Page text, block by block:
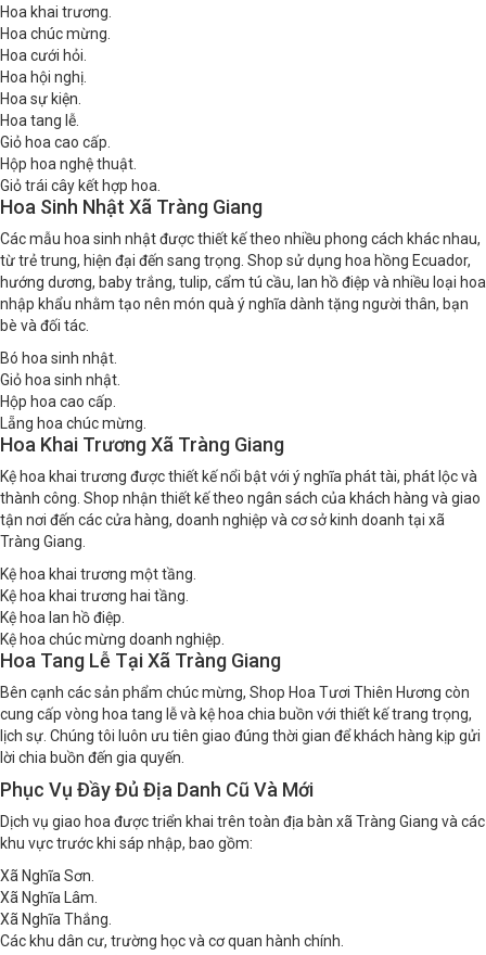
Hoa khai trương.
Hoa chúc mừng.
Hoa cưới hỏi.
Hoa hội nghị.
Hoa sự kiện.
Hoa tang lễ.
Giỏ hoa cao cấp.
Hộp hoa nghệ thuật.
Giỏ trái cây kết hợp hoa.
Hoa Sinh Nhật Xã Tràng Giang
Các mẫu hoa sinh nhật được thiết kế theo nhiều phong cách khác nhau,
từ trẻ trung, hiện đại đến sang trọng. Shop sử dụng hoa hồng Ecuador,
hướng dương, baby trắng, tulip, cẩm tú cầu, lan hồ điệp và nhiều loại hoa
nhập khẩu nhằm tạo nên món quà ý nghĩa dành tặng người thân, bạn
bè và đối tác.
Bó hoa sinh nhật.
Giỏ hoa sinh nhật.
Hộp hoa cao cấp.
Lẵng hoa chúc mừng.
Hoa Khai Trương Xã Tràng Giang
Kệ hoa khai trương được thiết kế nổi bật với ý nghĩa phát tài, phát lộc và
thành công. Shop nhận thiết kế theo ngân sách của khách hàng và giao
tận nơi đến các cửa hàng, doanh nghiệp và cơ sở kinh doanh tại xã
Tràng Giang.
Kệ hoa khai trương một tầng.
Kệ hoa khai trương hai tầng.
Kệ hoa lan hồ điệp.
Kệ hoa chúc mừng doanh nghiệp.
Hoa Tang Lễ Tại Xã Tràng Giang
Bên cạnh các sản phẩm chúc mừng, Shop Hoa Tươi Thiên Hương còn
cung cấp vòng hoa tang lễ và kệ hoa chia buồn với thiết kế trang trọng,
lịch sự. Chúng tôi luôn ưu tiên giao đúng thời gian để khách hàng kịp gửi
lời chia buồn đến gia quyến.
Phục Vụ Đầy Đủ Địa Danh Cũ Và Mới
Dịch vụ giao hoa được triển khai trên toàn địa bàn xã Tràng Giang và các
khu vực trước khi sáp nhập, bao gồm:
Xã Nghĩa Sơn.
Xã Nghĩa Lâm.
Xã Nghĩa Thắng.
Các khu dân cư, trường học và cơ quan hành chính.